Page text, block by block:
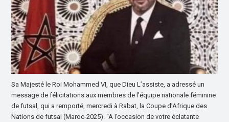
Sa Majesté le Roi Mohammed VI, que Dieu L’assiste, a adressé un
message de félicitations aux membres de l’équipe nationale féminine
de futsal, qui a remporté, mercredi à Rabat, la Coupe d’Afrique des
Nations de futsal (Maroc-2025). “A l’occasion de votre éclatante